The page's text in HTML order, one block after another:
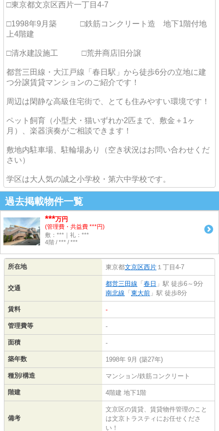
□東京都文京区西片一丁目4-7
□1998年9月築 □鉄筋コンクリート造 地下1階付地
上4階建
□清水建設施工 □荒井商店旧分譲
都営三田線・大江戸線「春日駅」から徒歩6分の立地に建
つ分譲賃貸マンションのご紹介です！
周辺は閑静な高級住宅街で、とても住みやすい環境です！
ペット飼育（小型犬・猫いずれか2匹まで、敷金＋1ヶ
月）、楽器演奏がご相談できます！
敷地内駐車場、駐輪場あり（空き状況はお問い合わせくだ
さい）
学区は大人気の誠之小学校・第六中学校です。
過去掲載物件一覧
***万円
(管理費・共益費 ***円)
敷：***｜礼：***
4階 / *** / ***
所在地 東京都文京区西片 １丁目4-7
交通
都営三田線 「 春日 」駅 徒歩6～9分
南北線 「 東大前 」駅 徒歩8分
賃料 -
管理費等 -
面積 -
築年数 1998年 9月 (築27年)
種別/構造 マンション/鉄筋コンクリート
階建 4階建 地下1階
備考
文京区の賃貸、賃貸物件管理のこと
は文京トラスティにお任せくださ
い！